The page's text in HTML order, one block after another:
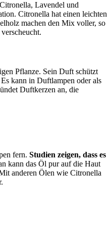
Lavendel und
Citronella hat einen leichten
machen den Mix voller, so
Pflanze. Sein Duft schützt
kann in Duftlampen oder als
Duftkerzen an, die
fern. Studien zeigen, dass es
kann das Öl pur auf die Haut
anderen Ölen wie Citronella